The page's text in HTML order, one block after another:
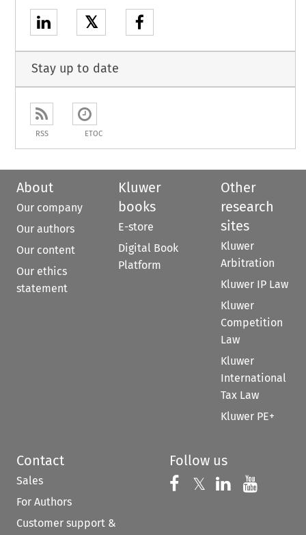
𝕏
Stay up to date
RSS ETOC
About
Our company
Our authors
Our content
Our ethics
statement
Kluwer
books
E-store
Digital Book
Platform
Other
research
sites
Kluwer
Arbitration
Kluwer IP Law
Kluwer
Competition
Law
Kluwer
International
Tax Law
Kluwer PE+
Contact
Sales
For Authors
Customer support &
Follow us
Follow us on
𝕏 Follow us on
Follow us